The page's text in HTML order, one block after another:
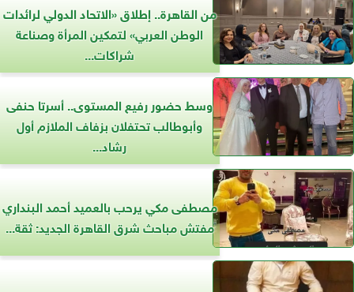
من القاهرة.. إطلاق «الاتحاد الدولي لرائدات
الوطن العربي» لتمكين المرأة وصناعة
شراكات...
وسط حضور رفيع المستوى.. أسرتا حنفى
وأبوطالب تحتفلان بزفاف الملازم أول
رشاد...
مصطفى مكي يرحب بالعميد أحمد البنداري
مفتش مباحث شرق القاهرة الجديد: ثقة...